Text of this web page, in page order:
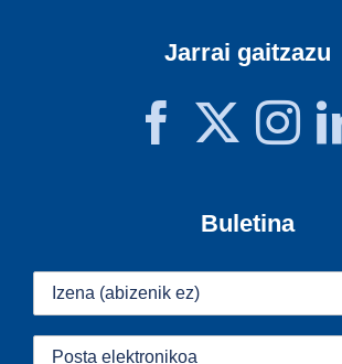
Jarrai gaitzazu
Buletina